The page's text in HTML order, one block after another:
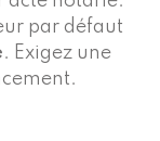
par défaut
. Exigez une